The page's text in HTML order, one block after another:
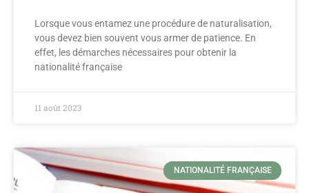
Lorsque vous entamez une procédure de naturalisation,
vous devez bien souvent vous armer de patience. En
effet, les démarches nécessaires pour obtenir la
nationalité française
11 août 2023
NATIONALITÉ FRANÇAISE